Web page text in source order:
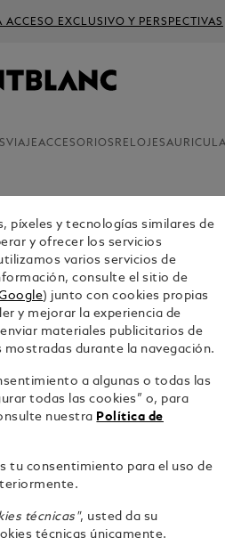
EXCLUSIVO Y PERSPECTIVAS
VIAJEACCESORIOS RELOJES
Free
$260.00
Select aColour:
píxeles y tecnologías similares de
y ofrecer los servicios
varios servicios de
consulte el sitio de
) junto con cookies propias
y mejorar la experiencia de
materiales publicitarios de
mostradas durante la navegación.
a algunas o todas las
todas las cookies” o, para
nuestra Política de
tu consentimiento para el uso de
técnicas", usted da su
técnicas únicamente.